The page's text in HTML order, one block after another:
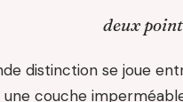
deux
distinction se joue
couche